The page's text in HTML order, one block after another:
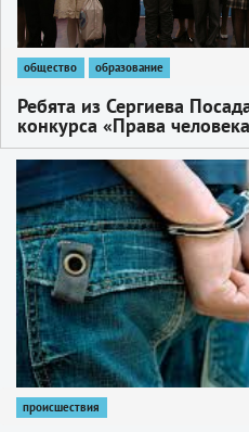
общество образование
Ребята из Сергиева
конкурса «Права
1
происшествия